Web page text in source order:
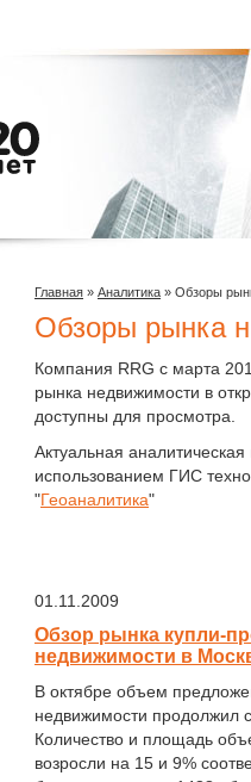
Главная » Аналитика » Обзоры
Обзоры рынка
Компания RRG с марта
рынка недвижимости в
доступны для просмотра.
Актуальная
использованием ГИС
"Геоаналитика"
01.11.2009
Обзор рынка купли-
недвижимости в
В октябре объем
недвижимости продолжил
Количество и площадь
возросли на 15 и 9%